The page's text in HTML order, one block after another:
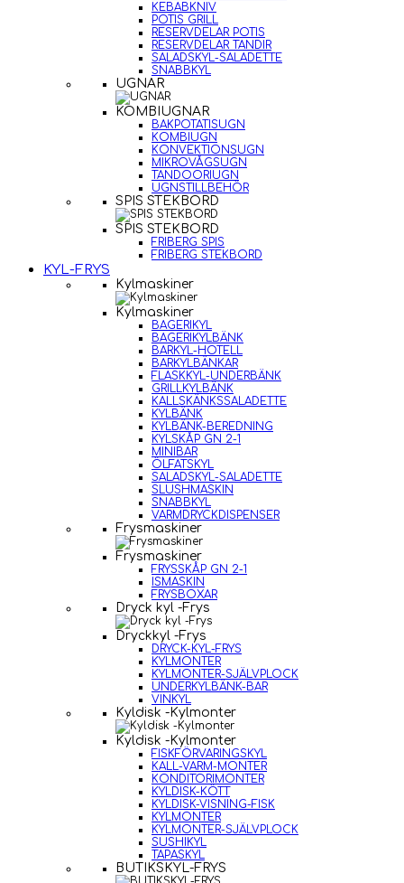
KEBABKNIV
POTIS GRILL
RESERVDELAR POTIS
RESERVDELAR TANDIR
SALADSKYL-SALADETTE
SNABBKYL
UGNAR
KOMBIUGNAR
BAKPOTATISUGN
KOMBIUGN
KONVEKTIONSUGN
MIKROVÅGSUGN
TANDOORIUGN
UGNSTILLBEHÖR
SPIS STEKBORD
SPIS STEKBORD
FRIBERG SPIS
FRIBERG STEKBORD
KYL-FRYS
Kylmaskiner
Kylmaskiner
BAGERIKYL
BAGERIKYLBÄNK
BARKYL-HOTELL
BARKYLBÄNKAR
FLASKKYL-UNDERBÄNK
GRILLKYLBÄNK
KALLSKÄNKSSALADETTE
KYLBÄNK
KYLBÄNK-BEREDNING
KYLSKÅP GN 2-1
MINIBAR
ÖLFATSKYL
SALADSKYL-SALADETTE
SLUSHMASKIN
SNABBKYL
VARMDRYCKDISPENSER
Frysmaskiner
Frysmaskiner
FRYSSKÅP GN 2-1
ISMASKIN
FRYSBOXAR
Dryck kyl -Frys
Dryckkyl -Frys
DRYCK-KYL-FRYS
KYLMONTER
KYLMONTER-SJÄLVPLOCK
UNDERKYLBÄNK-BAR
VINKYL
Kyldisk -Kylmonter
Kyldisk -Kylmonter
FISKFÖRVARINGSKYL
KALL-VARM-MONTER
KONDITORIMONTER
KYLDISK-KÖTT
KYLDISK-VISNING-FISK
KYLMONTER
KYLMONTER-SJÄLVPLOCK
SUSHIKYL
TAPASKYL
BUTIKSKYL-FRYS